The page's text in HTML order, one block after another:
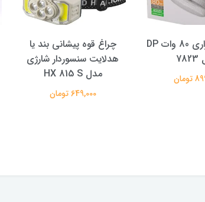
لامپ اضطراری 80 وات DP
چراغ قوه پیشانی بند یا
هدلایت سنسوردار شارژی
مدل HX 815 S
649,000 تومان